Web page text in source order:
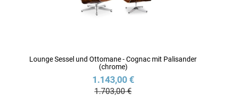
Lounge Sessel und Ottomane - Cognac mit Palisander
(chrome)
1.143,00 €
1.703,00 €